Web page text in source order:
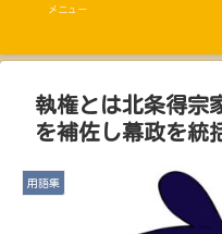
執権とは北条得宗
を補佐し幕政を統
用語集
メニュー